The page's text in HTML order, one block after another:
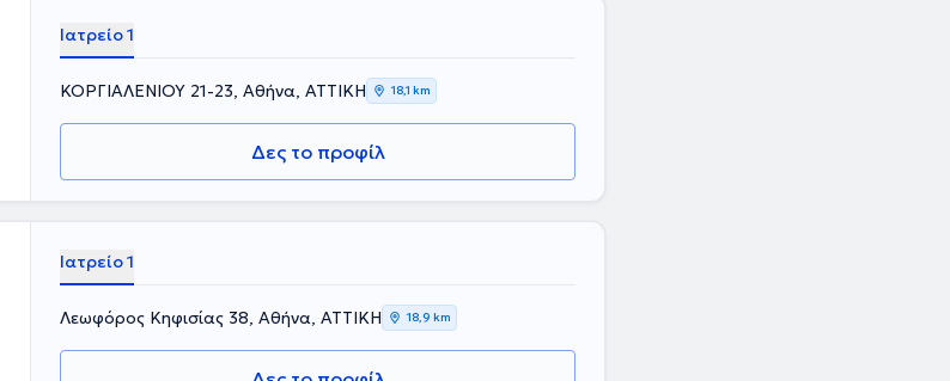
Ιατρείο 1
ΚΟΡΓΙΑΛΕΝΙΟΥ 21-23, Αθήνα, ΑΤΤΙΚΗ 18,1 km
Δες το προφίλ
Ιατρείο 1
Λεωφόρος Κηφισίας 38, Αθήνα, ΑΤΤΙΚΗ 18,9 km